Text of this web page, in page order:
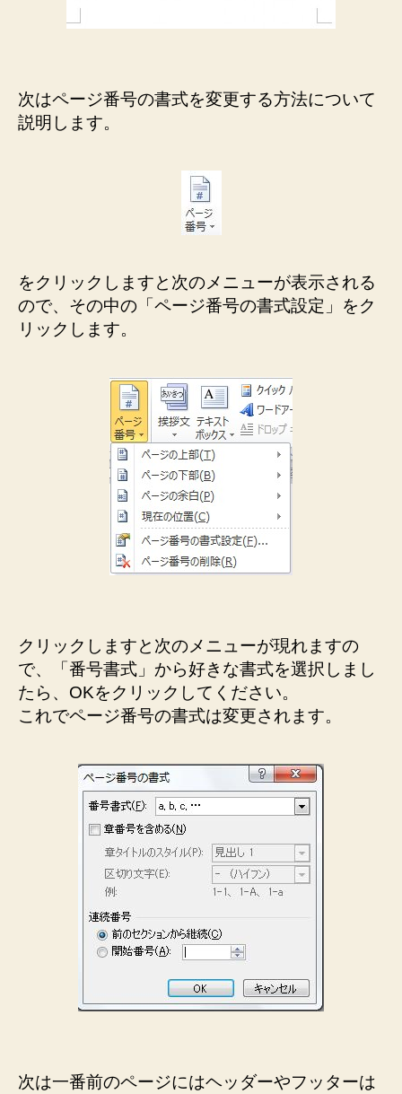
次はページ番号の書式を変更する方法について
説明します。
をクリックしますと次のメニューが表示される
ので、その中の「ページ番号の書式設定」をク
リックします。
クリックしますと次のメニューが現れますの
で、「番号書式」から好きな書式を選択しまし
たら、OKをクリックしてください。
これでページ番号の書式は変更されます。
次は一番前のページにはヘッダーやフッターは